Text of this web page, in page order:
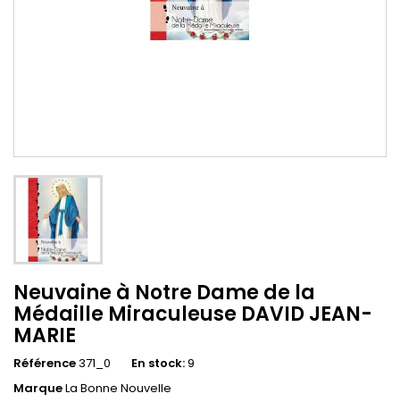
Neuvaine à Notre Dame de la
Médaille Miraculeuse DAVID JEAN-
MARIE
Référence371_0 En stock:9
MarqueLa Bonne Nouvelle